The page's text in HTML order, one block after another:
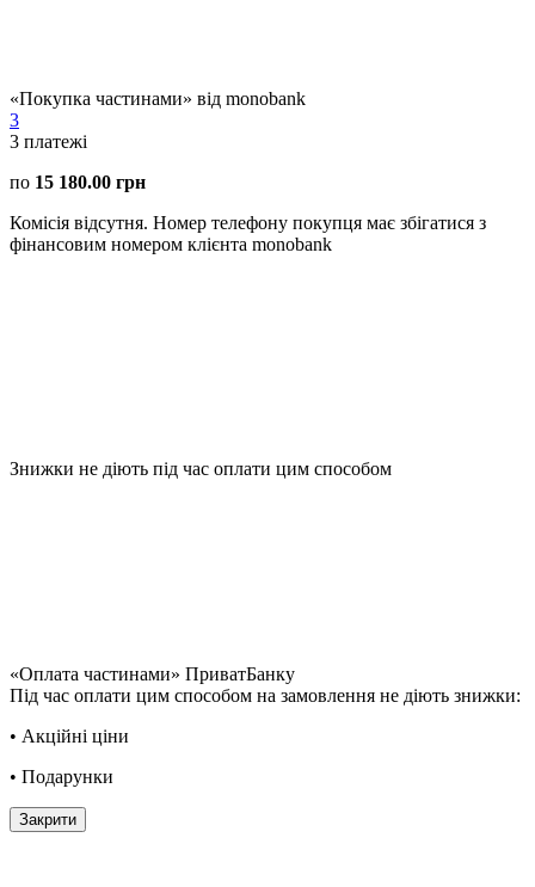
«Покупка частинами» від monobank
3
3 платежі
по 15 180.00 грн
Комісія відсутня. Номер телефону покупця має збігатися з
фінансовим номером клієнта monobank
Знижки не діють під час оплати цим способом
«Оплата частинами» ПриватБанку
Під час оплати цим способом на замовлення не діють знижки:
• Акційні ціни
• Подарунки
Закрити